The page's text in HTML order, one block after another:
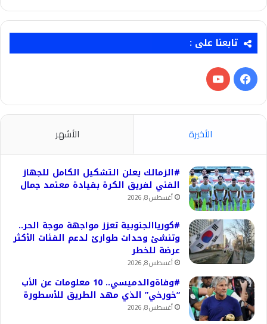
تابعنا على :
فيسبوك‫YouTube
الأخيرة الأشهر
#الزمالك يعلن التشكيل الكامل للجهاز
الفني لفريق الكرة بقيادة معتمد جمال
أغسطس 8, 2026
#كورياالجنوبية تعزز مواجهة موجة الحر..
وتنشئ وحدات طوارئ لدعم الفئات الأكثر
عرضة للخطر
أغسطس 8, 2026
#وفاةوالدميسي.. 10 معلومات عن الأب
“خورخي” الذي مهد الطريق للأسطورة
أغسطس 8, 2026